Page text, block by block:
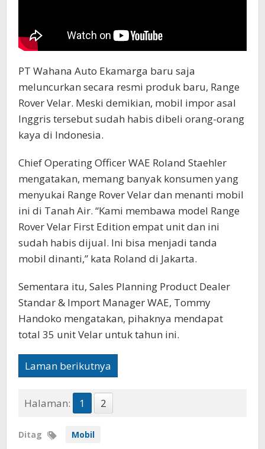
PT Wahana Auto Ekamarga baru saja
meluncurkan secara resmi produk baru, Range
Rover Velar. Meski demikian, mobil impor asal
Inggris tersebut sudah habis dibeli orang-orang
kaya di Indonesia.
Chief Operating Officer WAE Roland Staehler
mengatakan, memang banyak konsumen yang
menyukai Range Rover Velar dan menanti mobil
ini di Tanah Air. “Kami membawa model Range
Rover Velar First Edition empat unit dan ini
sudah habis dijual. Ini bisa menjadi tanda
mobil dinanti,” kata Roland di Jakarta.
Sementara itu, Sales Planning Product Dealer
Standar & Import Manager WAE, Tommy
Handoko mengatakan, pihaknya mendapat
total 35 unit Velar untuk tahun ini.
Laman berikutnya
Halaman: 1 2
Ditag Mobil